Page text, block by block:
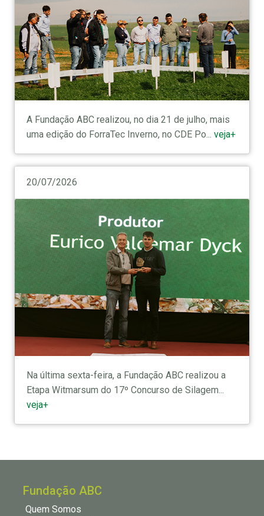
A Fundação ABC realizou, no dia 21 de julho, mais
uma edição do ForraTec Inverno, no CDE Po... veja+
20/07/2026
Na última sexta-feira, a Fundação ABC realizou a
Etapa Witmarsum do 17º Concurso de Silagem...
veja+
Fundação ABC
Quem Somos